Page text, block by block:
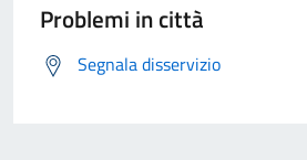
Problemi in città
Segnala disservizio